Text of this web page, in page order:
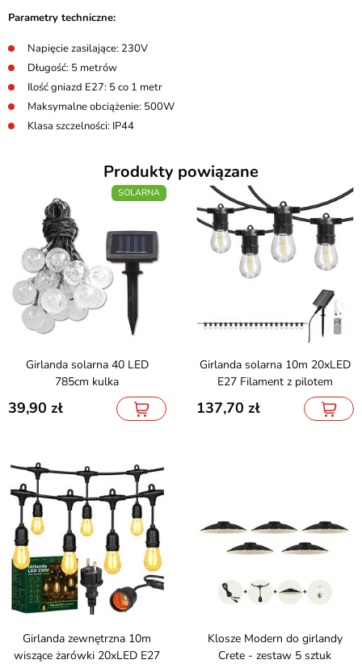
Parametry techniczne:
Napięcie zasilające: 230V
Długość: 5 metrów
Ilość gniazd E27: 5 co 1 metr
Maksymalne obciążenie: 500W
Klasa szczelności: IP44
Produkty powiązane
SOLARNA
Girlanda solarna 40 LED
785cm kulka
39,90
Girlanda solarna 10m 20xLED
E27 Filament z pilotem
137,70
Girlanda zewnętrzna 10m
wiszące żarówki 20xLED E27
Klosze Modern do girlandy
Crete - zestaw 5 sztuk